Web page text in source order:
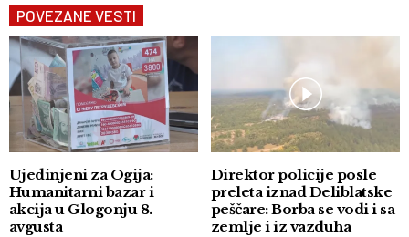
POVEZANE VESTI
Ujedinjeni za Ogija:
Humanitarni bazar i
akcija u Glogonju 8.
avgusta
Direktor policije posle
preleta iznad Deliblatske
peščare: Borba se vodi i sa
zemlje i iz vazduha